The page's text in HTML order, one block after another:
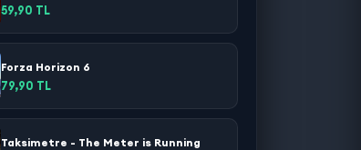
59,90 TL
Forza Horizon 6
79,90 TL
Taksimetre - The Meter is Running